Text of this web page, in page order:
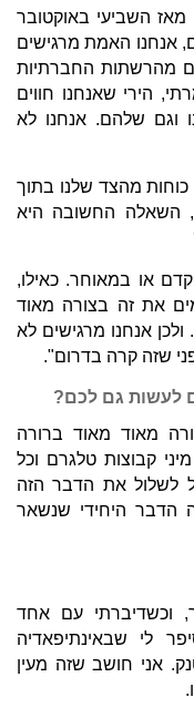
השביעי באוקטובר
אנחנו האמת מרגישים
מהרשתות החברתיות
הירי שאנחנו חווים
וגם שלהם. אנחנו לא
כוחות מהצד שלנו בתוך
השאלה החשובה היא
או במאוחר. כאילו,
את זה בצורה מאוד
אנחנו מרגישים לא
שזה קרה בדרום".
לעשות גם לכם?
מאוד מאוד ברורה
קבוצות טלגרם וכל
לשלול את הדבר הזה
הדבר היחידי שנשאר
וכשדיברתי עם אחד
לי שבאינתיפאדיה
אני חושב שזה מעין